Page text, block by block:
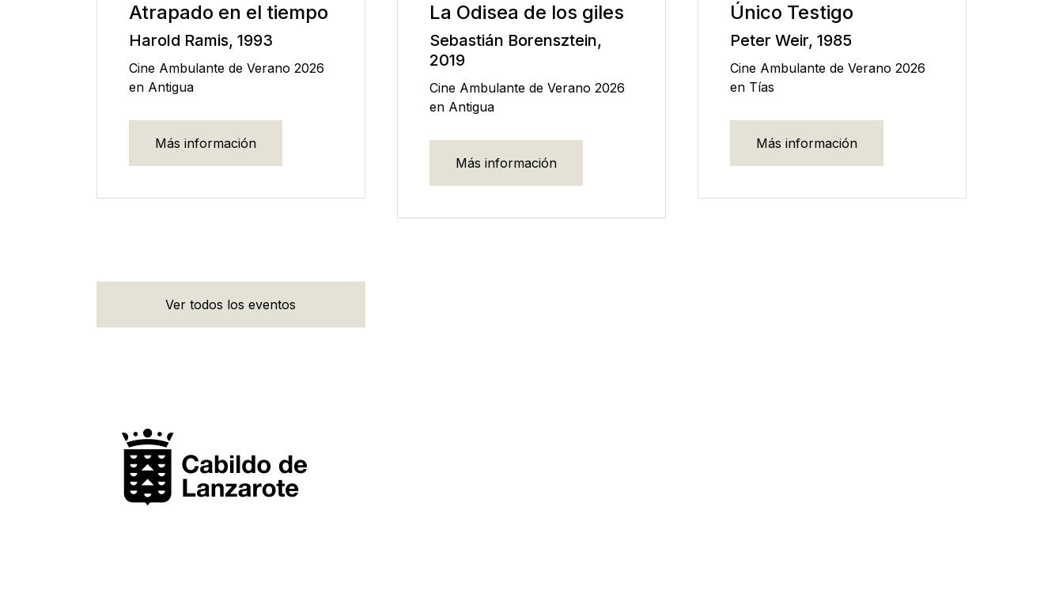
Atrapado en el tiempo
Harold Ramis, 1993
Cine Ambulante de Verano 2026
en Antigua
Más información
La Odisea de los giles
Sebastián Borensztein,
2019
Cine Ambulante de Verano 2026
en Antigua
Más información
Único Testigo
Peter Weir, 1985
Cine Ambulante de Verano 2026
en Tías
Más información
Ver todos los eventos